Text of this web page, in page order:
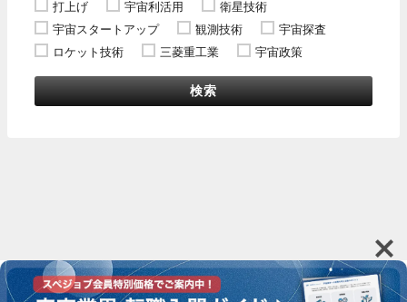
打上げ
宇宙利活用
衛星技術
宇宙スタートアップ
観測技術
宇宙探査
ロケット技術
三菱重工業 宇宙政策
検索